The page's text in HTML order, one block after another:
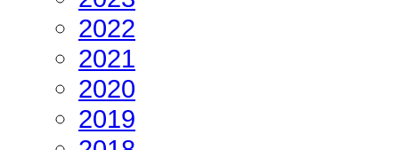
2022
2021
2020
2019